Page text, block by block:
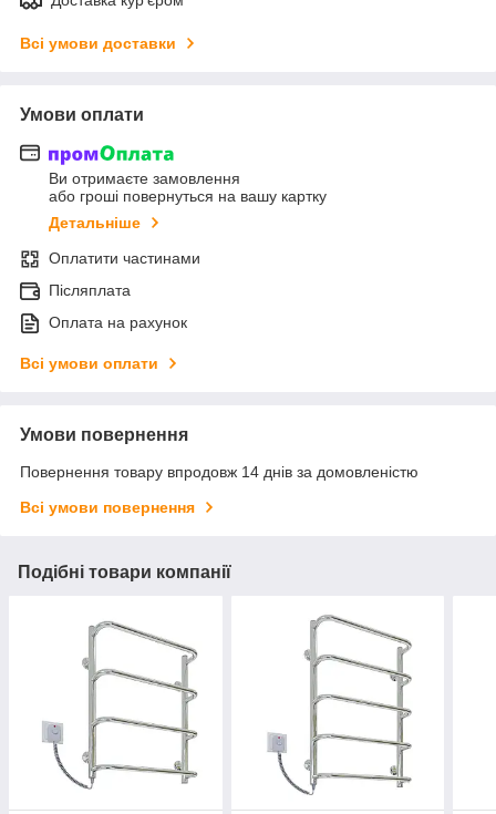
Всі умови доставки
Умови оплати
Ви отримаєте замовлення
або гроші повернуться на вашу картку
Детальніше
Оплатити частинами
Післяплата
Оплата на рахунок
Всі умови оплати
Умови повернення
Повернення товару впродовж 14 днів за домовленістю
Всі умови повернення
Подібні товари компанії